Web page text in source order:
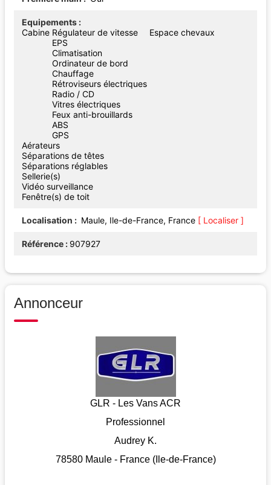
Equipements
Cabine Régulateur de vitesse
EPS
Climatisation
Ordinateur de bord
Chauffage
Rétroviseurs électriques
Radio / CD
Vitres électriques
Feux anti-brouillards
ABS
GPS
Espace chevaux
Aérateurs
Séparations de têtes
Séparations réglables
Sellerie(s)
Vidéo surveillance
Fenêtre(s) de toit
Localisation Maule, Ile-de-France, France [ Localiser ]
Référence 907927
Annonceur
GLR - Les Vans ACR
Professionnel
Audrey K.
78580 Maule - France (Ile-de-France)